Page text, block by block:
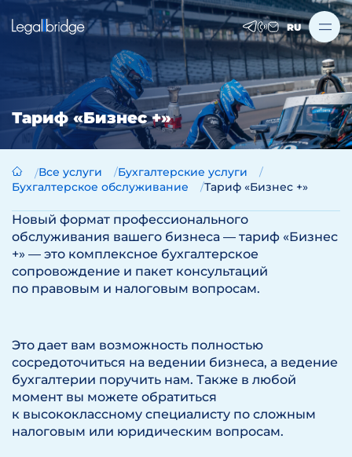
RU
Тариф «Бизнес +»
Все услуги
Бухгалтерские услуги
Бухгалтерское обслуживание
Тариф «Бизнес +»
Новый формат профессионального
обслуживания вашего бизнеса — тариф «Бизнес
+» — это комплексное бухгалтерское
сопровождение и пакет консультаций
по правовым и налоговым вопросам.
Это дает вам возможность полностью
сосредоточиться на ведении бизнеса, а ведение
бухгалтерии поручить нам. Также в любой
момент вы можете обратиться
к высококлассному специалисту по сложным
налоговым или юридическим вопросам.